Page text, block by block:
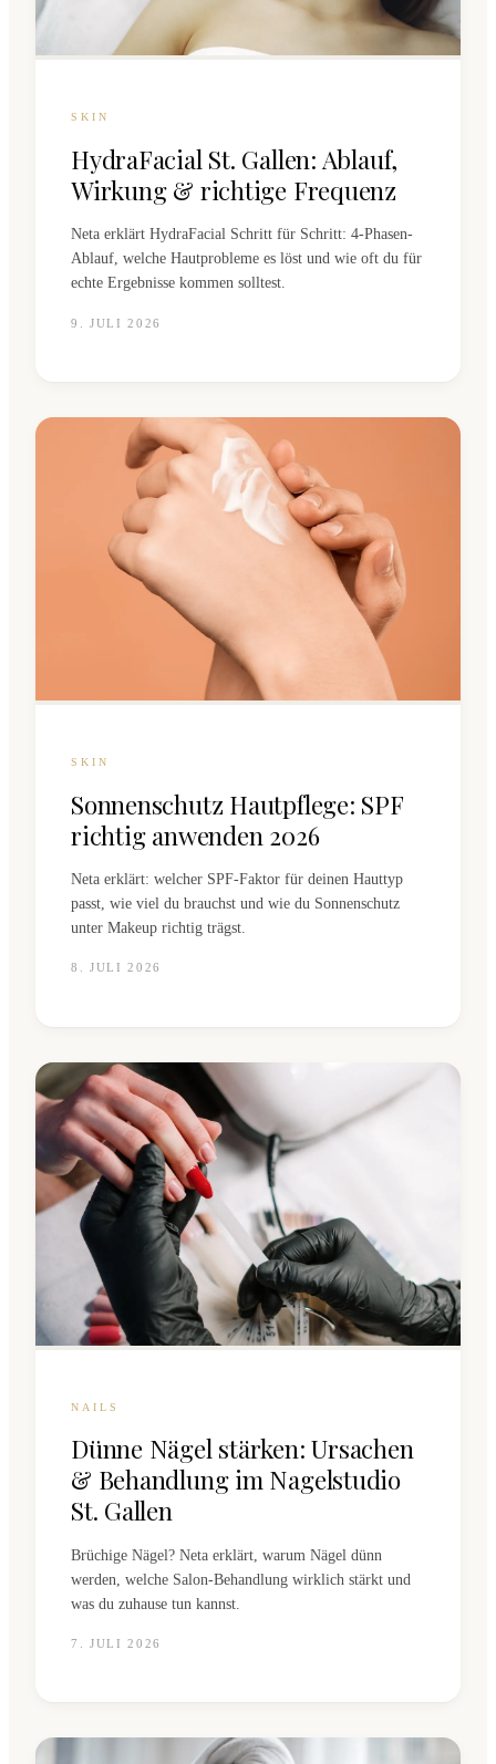
SKIN
HydraFacial St. Gallen: Ablauf,
Wirkung & richtige Frequenz
Neta erklärt HydraFacial Schritt für Schritt: 4-Phasen-
Ablauf, welche Hautprobleme es löst und wie oft du für
echte Ergebnisse kommen solltest.
9. JULI 2026
SKIN
Sonnenschutz Hautpflege: SPF
richtig anwenden 2026
Neta erklärt: welcher SPF-Faktor für deinen Hauttyp
passt, wie viel du brauchst und wie du Sonnenschutz
unter Makeup richtig trägst.
8. JULI 2026
NAILS
Dünne Nägel stärken: Ursachen
& Behandlung im Nagelstudio
St. Gallen
Brüchige Nägel? Neta erklärt, warum Nägel dünn
werden, welche Salon-Behandlung wirklich stärkt und
was du zuhause tun kannst.
7. JULI 2026